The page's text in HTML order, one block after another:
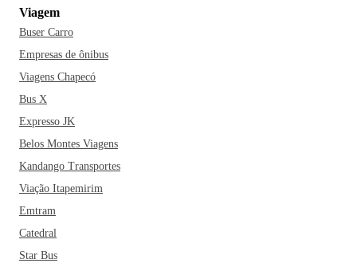
Viagem
Buser Carro
Empresas de ônibus
Viagens Chapecó
Bus X
Expresso JK
Belos Montes Viagens
Kandango Transportes
Viação Itapemirim
Emtram
Catedral
Star Bus